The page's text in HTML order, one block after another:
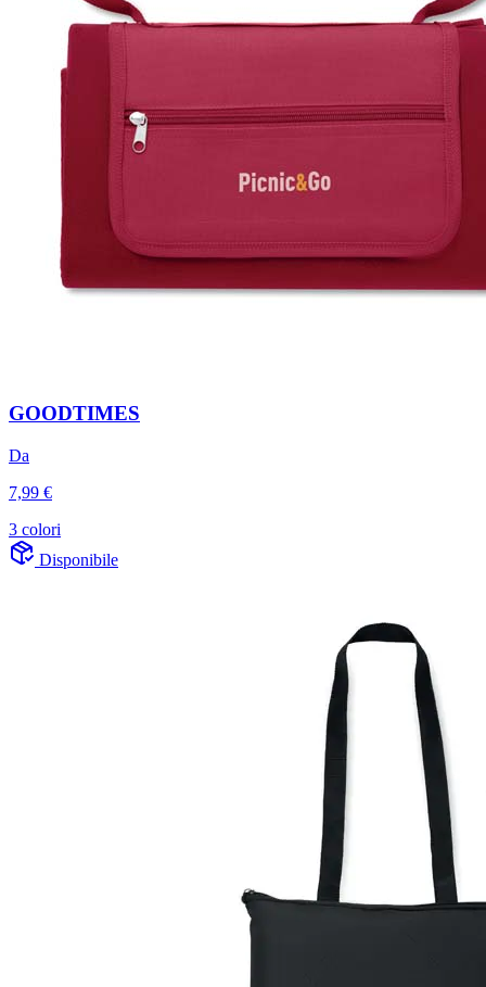
GOODTIMES
Da
7,99 €
3 colori
Disponibile